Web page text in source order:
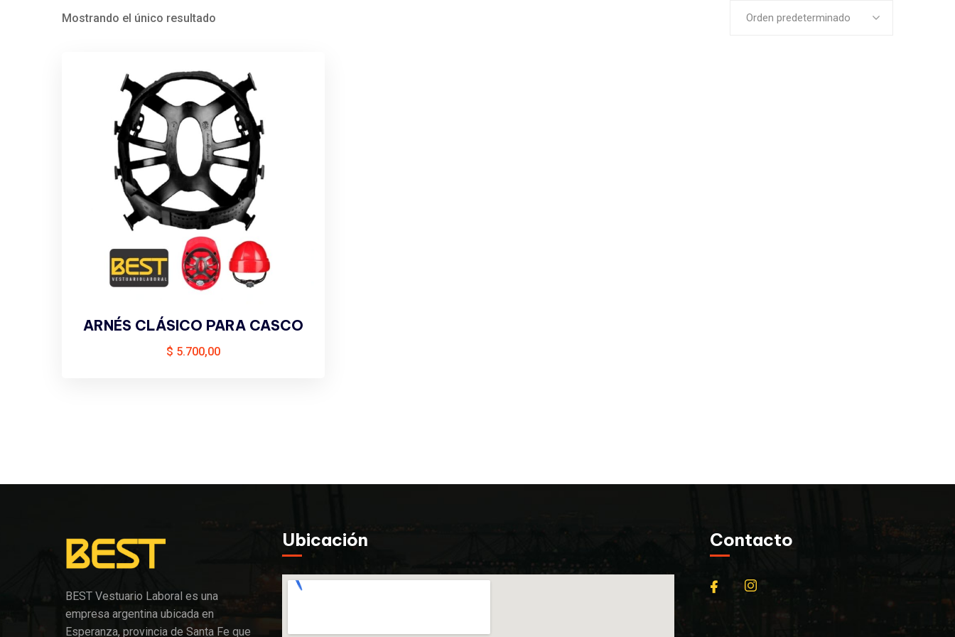
Mostrando el único resultado Orden predeterminado
ARNÉS CLÁSICO PARA CASCO
$ 5.700,00
BEST Vestuario Laboral es una
empresa argentina ubicada en
Esperanza, provincia de Santa Fe que
Ubicación Contacto